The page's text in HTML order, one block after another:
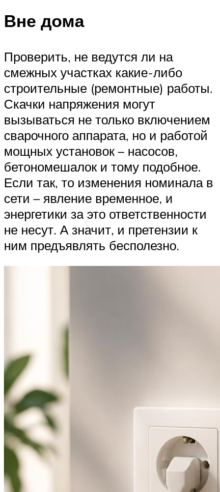
Вне дома
Проверить, не ведутся ли на
смежных участках какие-либо
строительные (ремонтные) работы.
Скачки напряжения могут
вызываться не только включением
сварочного аппарата, но и работой
мощных установок – насосов,
бетономешалок и тому подобное.
Если так, то изменения номинала в
сети – явление временное, и
энергетики за это ответственности
не несут. А значит, и претензии к
ним предъявлять бесполезно.